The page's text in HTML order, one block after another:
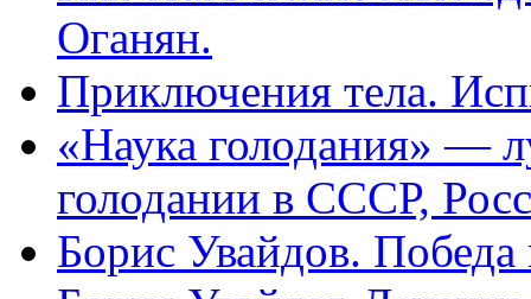
Оганян.
Приключения тела.
«Наука голодания» —
голодании в СССР,
Борис Увайдов.